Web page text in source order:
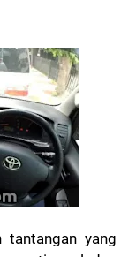
tantangan yang